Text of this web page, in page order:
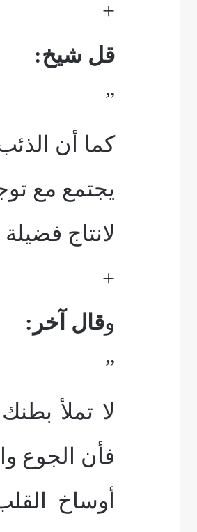
+
قل شيخ:
”
كما أن
يجتمع مع
لانتاج فضيلة
+
وقال آخر:
”
لا تملأ
فأن الجوع
أوساخ